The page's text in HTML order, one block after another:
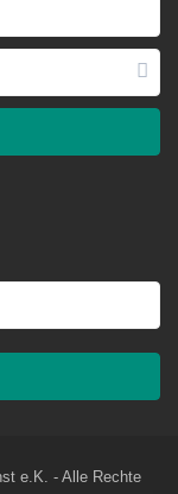
e.K. - Alle Rechte